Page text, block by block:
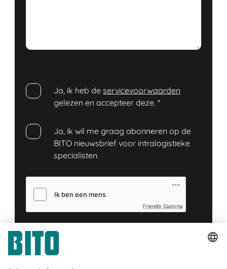
Ja, ik heb deservicevoorwaarden
gelezen en accepteer deze.*
Ja, ik wil me graag abonneren op de
BITO nieuwsbrief voor intralogistieke
specialisten.
Friendly Captcha